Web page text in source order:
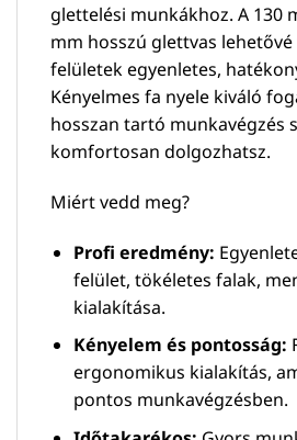
glettelési munkákhoz. A 130
mm hosszú glettvas
felületek egyenletes,
Kényelmes fa nyele kiváló
hosszan tartó munkavégzés
komfortosan dolgozhatsz.
Miért vedd meg?
Profi eredmény:
felület, tökéletes falak,
kialakítása.
Kényelem és pontosság:
ergonomikus kialakítás,
pontos munkavégzésben.